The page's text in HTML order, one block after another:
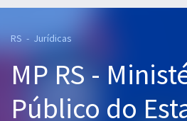
Cursos 20% OFF
Pós
RS - Jurídicas
MP RS -
Público do